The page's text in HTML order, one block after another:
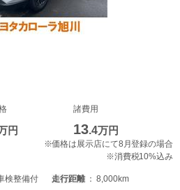
円
諸費用
13.4万円
※価格は展示店にて8月登録の場合
※消費税10%込み
検整備付 走行距離
8,000km